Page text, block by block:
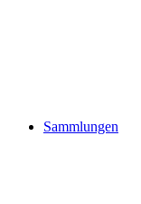
Sammlungen